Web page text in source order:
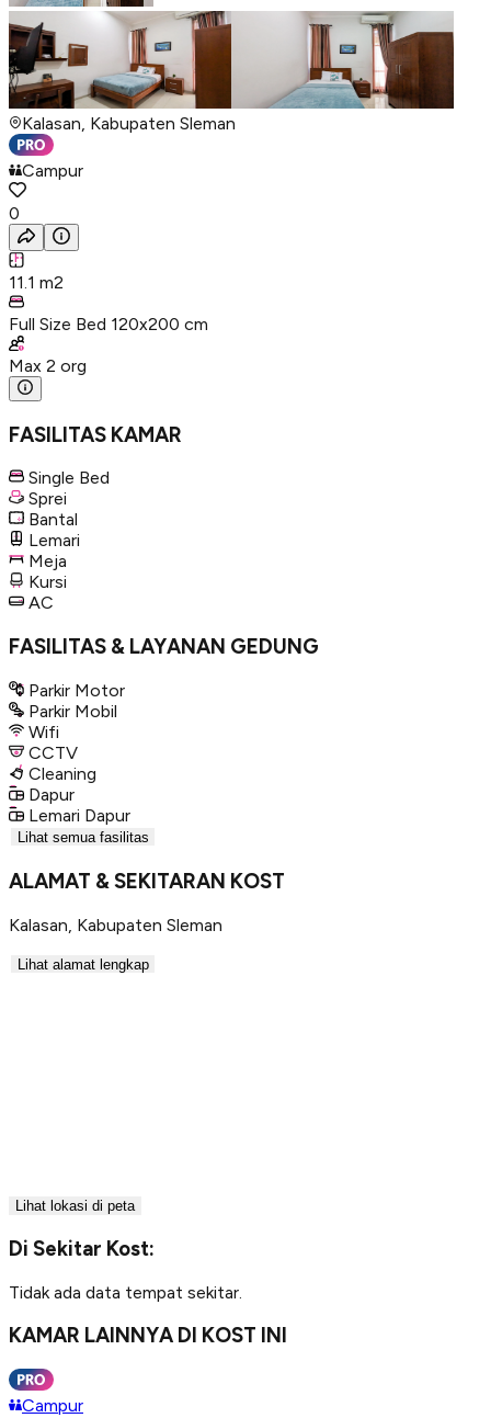
Kalasan, Kabupaten Sleman
Campur
0
11.1 m2
Full Size Bed 120x200 cm
Max 2 org
FASILITAS KAMAR
Single Bed
Sprei
Bantal
Lemari
Meja
Kursi
AC
FASILITAS & LAYANAN GEDUNG
Parkir Motor
Parkir Mobil
Wifi
CCTV
Cleaning
Dapur
Lemari Dapur
Lihat semua fasilitas
ALAMAT & SEKITARAN KOST
Kalasan Kabupaten Sleman
Lihat alamat lengkap
Lihat lokasi di peta
Di Sekitar Kost:
Tidak ada data tempat sekitar.
KAMAR LAINNYA DI KOST INI
Campur